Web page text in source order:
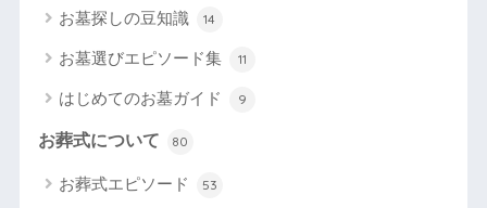
お墓探しの豆知識 14
お墓選びエピソード集 11
はじめてのお墓ガイド 9
お葬式について 80
お葬式エピソード 53